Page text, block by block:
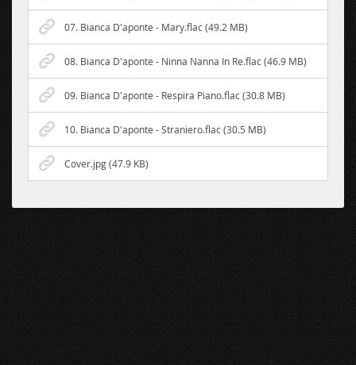
07. Bianca D'aponte - Mary.flac (49.2 MB)
08. Bianca D'aponte - Ninna Nanna In Re.flac (46.9 MB)
09. Bianca D'aponte - Respira Piano.flac (30.8 MB)
10. Bianca D'aponte - Straniero.flac (30.5 MB)
Cover.jpg (47.9 KB)